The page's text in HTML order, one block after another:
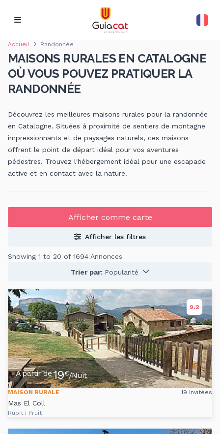
Accueil Randonnée
MAISONS RURALES EN CATALOGNE
OÙ VOUS POUVEZ PRATIQUER LA
RANDONNÉE
Découvrez les meilleures maisons rurales pour la randonnée
en Catalogne. Situées à proximité de sentiers de montagne
impressionnants et de paysages naturels, ces maisons
offrent le point de départ idéal pour vos aventures
pédestres. Trouvez l'hébergement idéal pour une escapade
active et en contact avec la nature.
Afficher comme carte
Afficher les filtres
Showing 1 to 20 of 1694 Annonces
Trier par: Popularité
9.2
A partir de19€/Nuit
MAISON RURALE 19 Invitées
Mas El Coll
Rupit i Pruit